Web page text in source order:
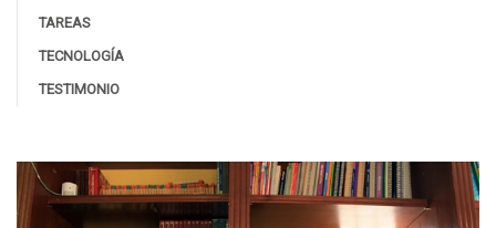
TAREAS
TECNOLOGÍA
TESTIMONIO